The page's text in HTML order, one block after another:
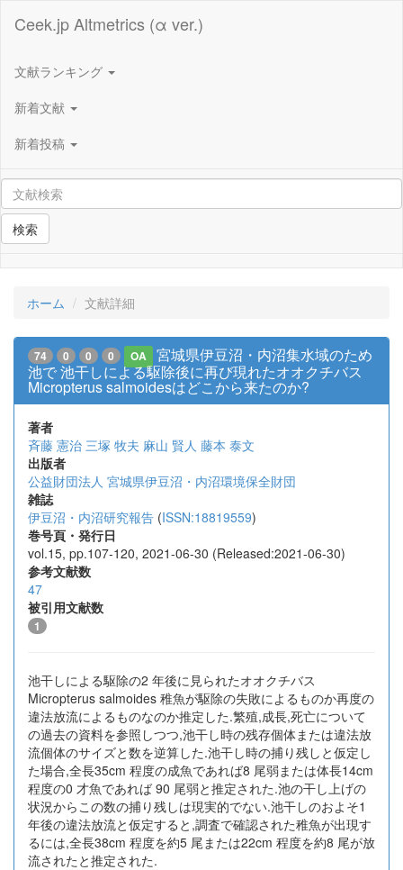
Ceek.jp Altmetrics (α ver.)
文献ランキング
新着文献
新着投稿
検索
ホーム 文献詳細
74 0 0 0 OA
宮城県伊豆沼・内沼集水域のため
池で 池干しによる駆除後に再び現れたオオクチバス
Micropterus salmoidesはどこから来たのか?
著者
斉藤 憲治 三塚 牧夫 麻山 賢人 藤本 泰文
出版者
公益財団法人 宮城県伊豆沼・内沼環境保全財団
雑誌
伊豆沼・内沼研究報告 (ISSN:18819559)
巻号頁・発行日
vol.15, pp.107-120, 2021-06-30 (Released:2021-06-30)
参考文献数
47
被引用文献数
1
池干しによる駆除の2 年後に見られたオオクチバス
Micropterus salmoides 稚魚が駆除の失敗によるものか再度の
違法放流によるものなのか推定した.繁殖,成長,死亡について
の過去の資料を参照しつつ,池干し時の残存個体または違法放
流個体のサイズと数を逆算した.池干し時の捕り残しと仮定し
た場合,全長35cm 程度の成魚であれば8 尾弱または体長14cm
程度の0 才魚であれば 90 尾弱と推定された.池の干し上げの
状況からこの数の捕り残しは現実的でない.池干しのおよそ1
年後の違法放流と仮定すると,調査で確認された稚魚が出現す
るには,全長38cm 程度を約5 尾または22cm 程度を約8 尾が放
流されたと推定された.